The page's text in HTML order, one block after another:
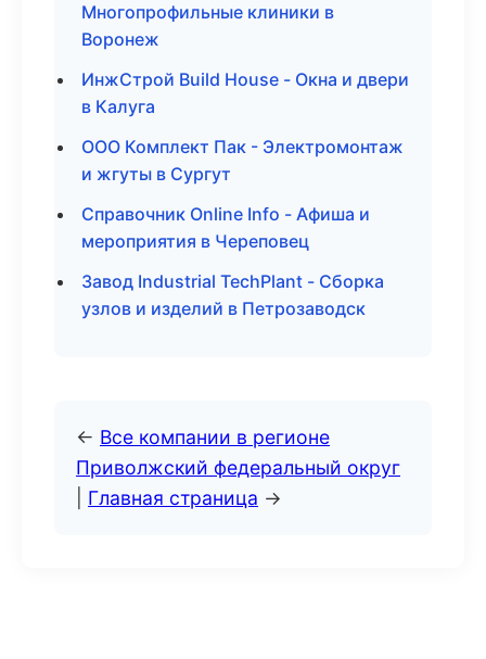
Многопрофильные клиники в
Воронеж
ИнжСтрой Build House - Окна и двери
в Калуга
ООО Комплект Пак - Электромонтаж
и жгуты в Сургут
Справочник Online Info - Афиша и
мероприятия в Череповец
Завод Industrial TechPlant - Сборка
узлов и изделий в Петрозаводск
← Все компании в регионе
Приволжский федеральный округ
Главная страница →